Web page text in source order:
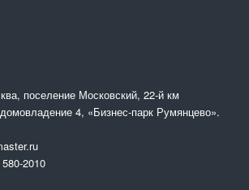
поселение Московский, 22-й км
4, «Бизнес-парк Румянцево».
2010